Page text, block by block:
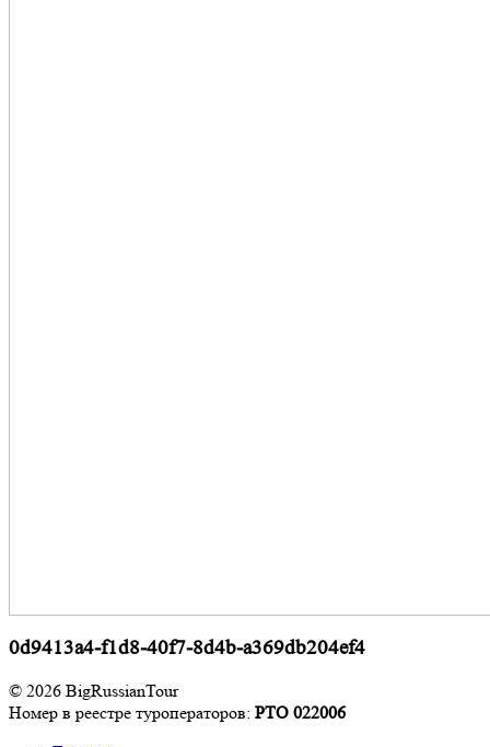
0d9413a4-f1d8-40f7-8d4b-a369db204ef4
© 2026 BigRussianTour
Номер в реестре туроператоров: РТО 022006